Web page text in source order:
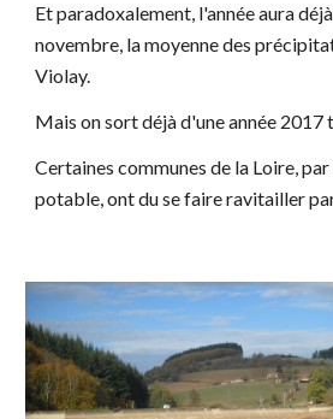
Et paradoxalement, l'année aura
novembre, la moyenne des
Violay.
Mais on sort déjà d'une année 2017
Certaines communes de la Loire,
potable, ont du se faire ravitailler